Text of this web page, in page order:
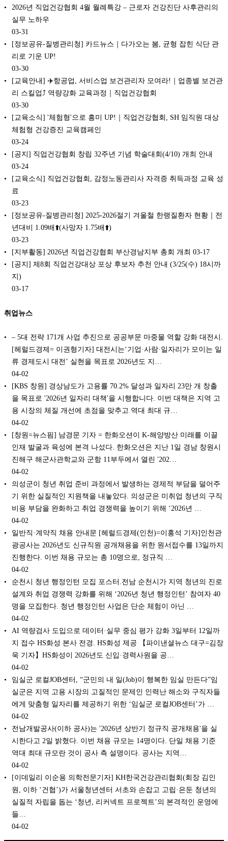
2026년 직업건강협회 4월 월례특강 – 근로자 건강진단 사후관리의
실무 노하우
03-31
[정보공유-질병관리청] 카드뉴스｜다가오는 봄, 균형 잡힌 식단 관
리로 기운 UP!
03-30
[교육안내] ✈️항공업, 서비스업 보건관리자 모여라!｜업종별 보건관
리 스킬업⤴️ 역량강화 교육과정｜직업건강협회
03-30
[교육소식] '체험형'으로 흥미 UP!｜직업건강협회, SH 임직원 대상
체험형 건강증진 교육캠페인
03-24
[공지] 직업건강협회 창립 32주년 기념 학술대회(4/10) 개최 안내
03-24
[교육소식] 직업건강협회, 감정노동관리사 자격증 취득과정 교육 성
료
03-23
[정보공유-질병관리청] 2025-2026절기 겨울철 한랭질환자 현황｜전
년대비 1.09배⬆️(사망자 1.75배⬆️)
03-23
[지부활동] 2026년 직업건강협회 부산경남지부 총회 개최 03-17
[공지] 제8회 직업건강대상 포상 후보자 추천 안내 (3/25(수) 18시까
지)
03-17
취업뉴스
– 5대 전략 171개 사업 추진으로 공공부문 마중물 역할 강화 대전시.
[헤럴드경제= 이권형기자] 대전시는‘기업·사람·일자리가 모이는 일
류 경제도시 대전’ 실현을 목표로 2026년도 지…
04-02
[KBS 창원] 경상남도가 고용률 70.2% 달성과 일자리 23만 개 창출
을 목표로 '2026년 일자리 대책'을 시행합니다. 이번 대책은 지역 고
용 시장의 체질 개선에 초점을 맞추고 역대 최대 규…
04-02
[창원=뉴스핌] 남경문 기자 = 한화오션이 K-해양방산 미래를 이끌
인재 발굴과 육성에 본격 나섰다. 한화오션은 지난 1일 경남 창원시
진해구 해군사관학교와 군항 11부두에서 열린 '202…
04-02
의성군이 청년 취업 준비 과정에서 발생하는 경제적 부담을 덜어주
기 위한 실질적인 지원책을 내놓았다. 의성군은 미취업 청년의 구직
비용 부담을 완화하고 취업 경쟁력을 높이기 위해 ‘2026년 …
04-02
일반직·계약직 채용 안내문 [헤럴드경제(인천)=이홍석 기자]인천관
광공사는 2026년도 신규직원 공개채용을 위한 원서접수를 13일까지
진행한다. 이번 채용 규모는 총 10명으로, 정규직 …
04-02
순천시 청년 행정인턴 모집 포스터.전남 순천시가 지역 청년의 진로
설계와 취업 경쟁력 강화를 위해 ‘2026년 청년 행정인턴’ 참여자 40
명을 모집한다. 청년 행정인턴 사업은 단순 체험이 아닌 …
04-02
AI 역량검사 도입으로 데이터·실무 중심 평가 강화 3일부터 12일까
지 접수 HS화성 본사 전경. HS화성 제공 【파이낸셜뉴스 대구=김장
욱 기자】HS화성이 2026년도 신입·경력사원을 공…
04-02
임실군 로컬JOB센터, “군민의 내 일(Job)이 행복한 임실 만든다”임
실군은 지역 고용 시장의 고질적인 문제인 인력난 해소와 구직자들
에게 맞춤형 일자리를 제공하기 위한 ‘임실군 로컬JOB센터’가 …
04-02
전남개발공사(이하 공사)는 '2026년 상반기 정규직 공개채용'을 실
시한다고 2일 밝혔다. 이번 채용 규모는 14명이다. 단일 채용 기준
역대 최대 규모란 것이 공사 측 설명이다. 공사는 지역…
04-02
[이데일리 이순용 의학전문기자] KH한국건강관리협회(회장 김인
원, 이하 ‘건협’)가 서울청년센터 서초와 손잡고 고립·은둔 청년의
실질적 자립을 돕는 ‘청년, 리커넥트 프로젝트’의 본격적인 운영에
들…
04-02